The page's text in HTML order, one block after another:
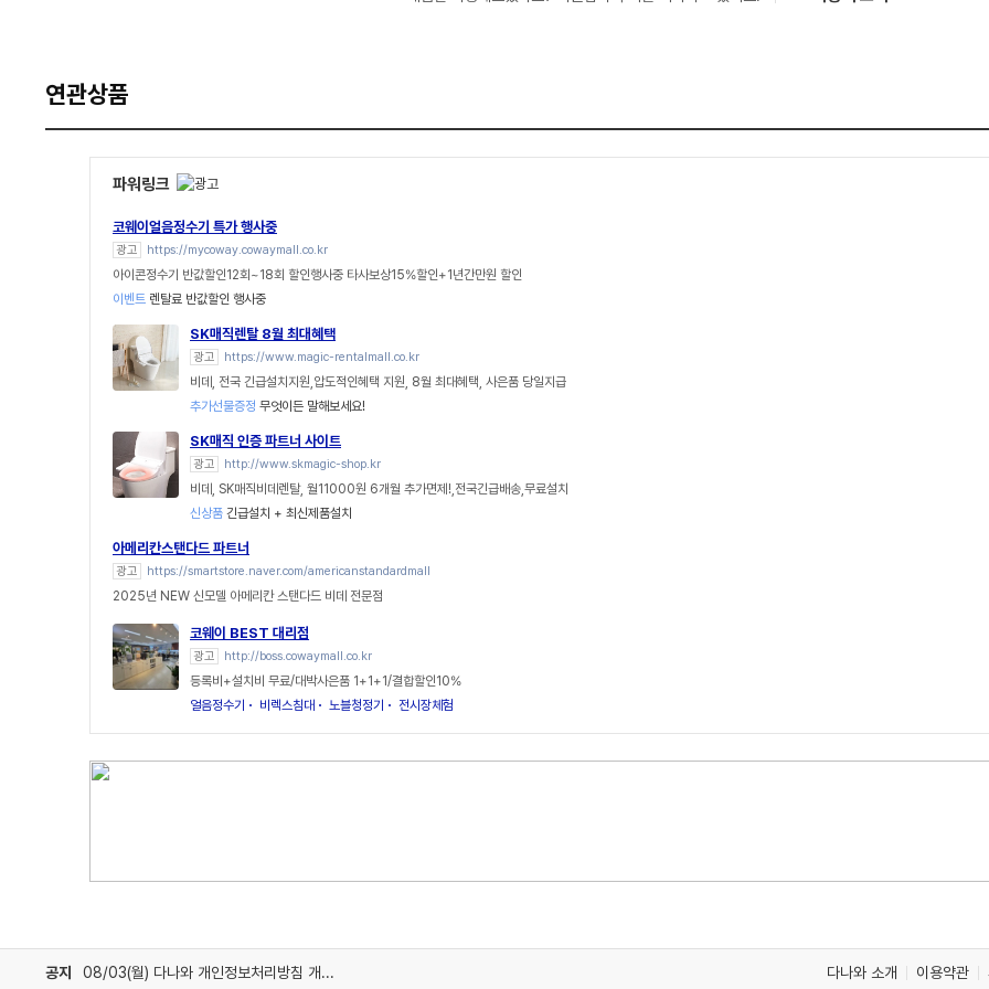
연관상품
파워링크
코웨이얼음정수기 특가 행사중
광고 https://mycoway.cowaymall.co.kr
아이콘정수기 반값할인12회~18회 할인행사중 타사보상15%할인+1년간만원 할인
이벤트 렌탈료 반값할인 행사중
SK매직렌탈 8월 최대혜택
광고 https://www.magic-rentalmall.co.kr
비데, 전국 긴급설치지원,압도적인혜택 지원, 8월 최대혜택, 사은품 당일지급
추가선물증정 무엇이든 말해보세요!
SK매직 인증 파트너 사이트
광고 http://www.skmagic-shop.kr
비데, SK매직비데렌탈, 월11000원 6개월 추가면제!,전국긴급배송,무료설치
신상품 긴급설치 + 최신제품설치
아메리칸스탠다드 파트너
광고 https://smartstore.naver.com/americanstandardmall
2025년 NEW 신모델 아메리칸 스탠다드 비데 전문점
코웨이 BEST 대리점
광고 http://boss.cowaymall.co.kr
등록비+설치비 무료/대박사은품 1+1+1/결합할인10%
얼음정수기
비렉스침대 노블청정기 전시장체험
공지 08/03(월) 다나와 개인정보처리방침 개정 안내 다나와 소개 이용약관